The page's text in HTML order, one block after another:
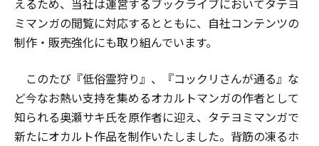
えるため、当社は運営するブックライブにおいてタテヨ
ミマンガの閲覧に対応するとともに、自社コンテンツの
制作・販売強化にも取り組んでいます。
このたび『低俗霊狩り』、『コックリさんが通る』な
ど今なお熱い支持を集めるオカルトマンガの作者として
知られる奥瀬サキ氏を原作者に迎え、タテヨミマンガで
新たにオカルト作品を制作いたしました。背筋の凍るホ